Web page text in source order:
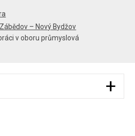
– Nový Bydžov
v oboru průmyslová